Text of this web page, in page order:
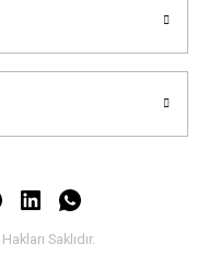
Saklıdır.